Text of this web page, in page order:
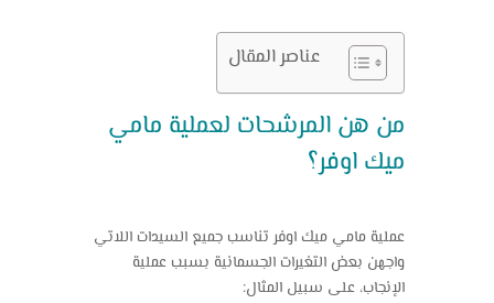
عناصر المقال
من هن المرشحات لعملية مامي
ميك اوفر؟
عملية مامي ميك اوفرتناسب جميع السيدات اللاتي
واجهن بعض التغيرات الجسمانية بسبب عملية
الإنجاب، على سبيل المثال: